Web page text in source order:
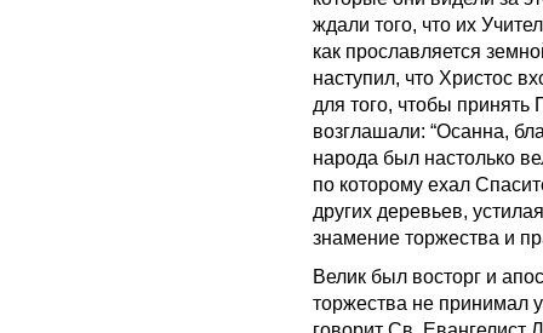
ждали того, что их
как прославляется
наступил, что Христос
для того, чтобы
возглашали: “Осанна,
народа был настолько
по которому ехал
других деревьев,
знамение торжества и
Велик был восторг и
торжества не принимал